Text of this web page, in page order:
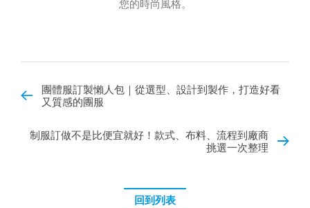
您的時尚風格。
團體服訂製懶人包｜從選型、設計到製作，打造好看
又質感的團服
制服訂做不是比便宜就好！款式、布料、流程到廠商
挑選一次整理
回到列表